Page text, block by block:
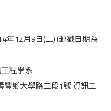
年12月9日(二) (郵戳日期為
程學系
鄉大學路二段1號 資訊工